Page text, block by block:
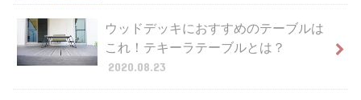
ウッドデッキにおすすめのテーブルは
これ！テキーラテーブルとは？
2020.08.23